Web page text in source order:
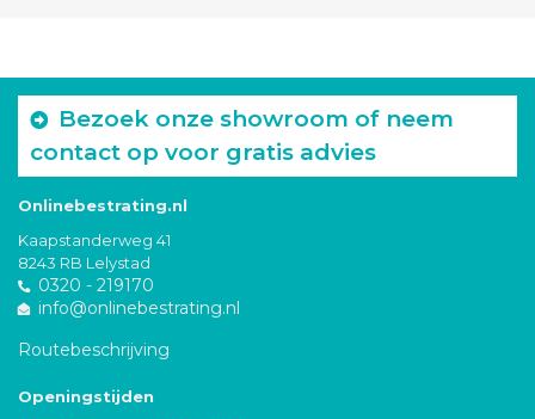
Bezoek onze showroom of neem
contact op voor gratis advies
Onlinebestrating.nl
Kaapstanderweg 41
8243 RB Lelystad
0320 - 219170
info@onlinebestrating.nl
Routebeschrijving
Openingstijden